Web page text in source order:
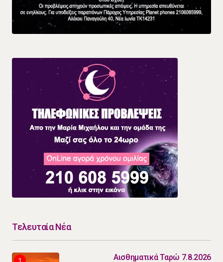
Τελευταία Νέα
Αισθηματικά Ταρώ 7.8.2026